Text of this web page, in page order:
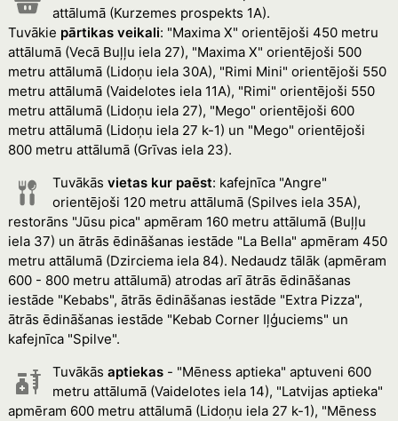
attālumā (Kurzemes prospekts 1A).
Tuvākie pārtikas veikali: "Maxima X" orientējoši 450 metru
attālumā (Vecā Buļļu iela 27), "Maxima X" orientējoši 500
metru attālumā (Lidoņu iela 30A), "Rimi Mini" orientējoši 550
metru attālumā (Vaidelotes iela 11A), "Rimi" orientējoši 550
metru attālumā (Lidoņu iela 27), "Mego" orientējoši 600
metru attālumā (Lidoņu iela 27 k-1) un "Mego" orientējoši
800 metru attālumā (Grīvas iela 23).
Tuvākās vietas kur paēst: kafejnīca "Angre"
orientējoši 120 metru attālumā (Spilves iela 35A),
restorāns "Jūsu pica" apmēram 160 metru attālumā (Buļļu
iela 37) un ātrās ēdināšanas iestāde "La Bella" apmēram 450
metru attālumā (Dzirciema iela 84). Nedaudz tālāk (apmēram
600 - 800 metru attālumā) atrodas arī ātrās ēdināšanas
iestāde "Kebabs", ātrās ēdināšanas iestāde "Extra Pizza",
ātrās ēdināšanas iestāde "Kebab Corner Iļģuciems" un
kafejnīca "Spilve".
Tuvākās aptiekas- "Mēness aptieka" aptuveni 600
metru attālumā (Vaidelotes iela 14), "Latvijas aptieka"
apmēram 600 metru attālumā (Lidoņu iela 27 k-1), "Mēness